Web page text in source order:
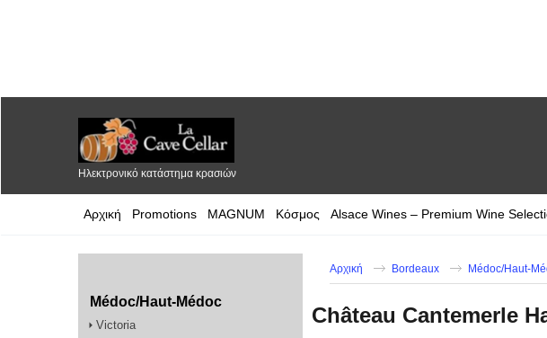
Ηλεκτρονικό κατάστημα κρασιών
Αρχική Promotions MAGNUM Κόσμος Alsace Wines – Premium Wine
Médoc/Haut-Médoc
Victoria
Αρχική Bordeaux Médoc/Haut-
Château Cantemerle